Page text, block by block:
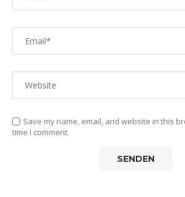
Save my name, email, and website in this
time I comment.